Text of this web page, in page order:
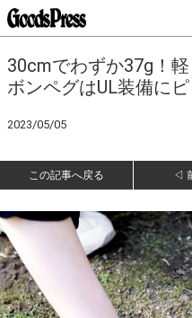
30cmでわずか37g！
ボンペグはUL装備に
2023/05/05
この記事へ戻る ◁